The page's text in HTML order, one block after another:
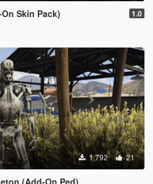
Skin Pack) 1.0
1,792 21
(Add-On Ped)